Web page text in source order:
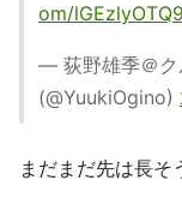
om/lGEzlyOTQ9
— 荻野雄季＠ク
(@YuukiOgino)
まだまだ先は長そ